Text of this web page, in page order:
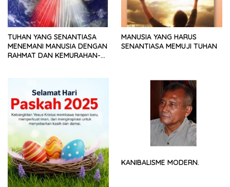
TUHAN YANG SENANTIASA
MENEMANI MANUSIA DENGAN
RAHMAT DAN KEMURAHAN-
MANUSIA YANG HARUS
SENANTIASA MEMUJI TUHAN
KANIBALISME MODERN.